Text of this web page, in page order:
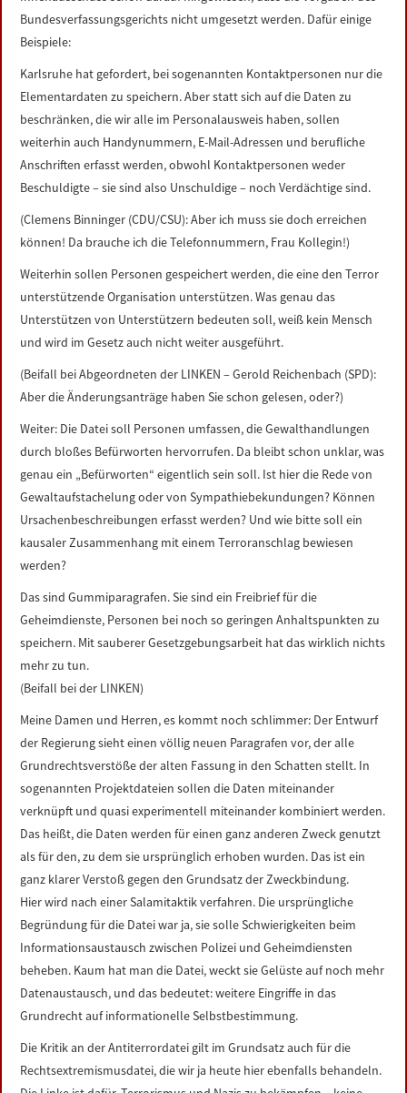
Bundesverfassungsgerichts nicht umgesetzt werden. Dafür einige
Beispiele:
Karlsruhe hat gefordert, bei sogenannten Kontaktpersonen nur die
Elementardaten zu speichern. Aber statt sich auf die Daten zu
beschränken, die wir alle im Personalausweis haben, sollen
weiterhin auch Handynummern, E-Mail-Adressen und berufliche
Anschriften erfasst werden, obwohl Kontaktpersonen weder
Beschuldigte – sie sind also Unschuldige – noch Verdächtige sind.
(Clemens Binninger (CDU/CSU): Aber ich muss sie doch erreichen
können! Da brauche ich die Telefonnummern, Frau Kollegin!)
Weiterhin sollen Personen gespeichert werden, die eine den Terror
unterstützende Organisation unterstützen. Was genau das
Unterstützen von Unterstützern bedeuten soll, weiß kein Mensch
und wird im Gesetz auch nicht weiter ausgeführt.
(Beifall bei Abgeordneten der LINKEN – Gerold Reichenbach (SPD):
Aber die Änderungsanträge haben Sie schon gelesen, oder?)
Weiter: Die Datei soll Personen umfassen, die Gewalthandlungen
durch bloßes Befürworten hervorrufen. Da bleibt schon unklar, was
genau ein „Befürworten“ eigentlich sein soll. Ist hier die Rede von
Gewaltaufstachelung oder von Sympathiebekundungen? Können
Ursachenbeschreibungen erfasst werden? Und wie bitte soll ein
kausaler Zusammenhang mit einem Terroranschlag bewiesen
werden?
Das sind Gummiparagrafen. Sie sind ein Freibrief für die
Geheimdienste, Personen bei noch so geringen Anhaltspunkten zu
speichern. Mit sauberer Gesetzgebungsarbeit hat das wirklich nichts
mehr zu tun.
(Beifall bei der LINKEN)
Meine Damen und Herren, es kommt noch schlimmer: Der Entwurf
der Regierung sieht einen völlig neuen Paragrafen vor, der alle
Grundrechtsverstöße der alten Fassung in den Schatten stellt. In
sogenannten Projektdateien sollen die Daten miteinander
verknüpft und quasi experimentell miteinander kombiniert werden.
Das heißt, die Daten werden für einen ganz anderen Zweck genutzt
als für den, zu dem sie ursprünglich erhoben wurden. Das ist ein
ganz klarer Verstoß gegen den Grundsatz der Zweckbindung.
Hier wird nach einer Salamitaktik verfahren. Die ursprüngliche
Begründung für die Datei war ja, sie solle Schwierigkeiten beim
Informationsaustausch zwischen Polizei und Geheimdiensten
beheben. Kaum hat man die Datei, weckt sie Gelüste auf noch mehr
Datenaustausch, und das bedeutet: weitere Eingriffe in das
Grundrecht auf informationelle Selbstbestimmung.
Die Kritik an der Antiterrordatei gilt im Grundsatz auch für die
Rechtsextremismusdatei, die wir ja heute hier ebenfalls behandeln.